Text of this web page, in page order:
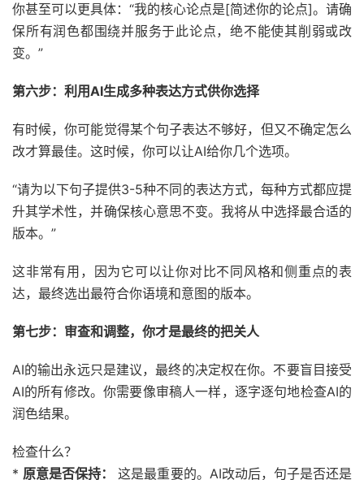
你甚至可以更具体：“我的核心论点是[简述你的论点]。请确
保所有润色都围绕并服务于此论点，绝不能使其削弱或改
变。”
第六步：利用AI生成多种表达方式供你选择
有时候，你可能觉得某个句子表达不够好，但又不确定怎么
改才算最佳。这时候，你可以让AI给你几个选项。
“请为以下句子提供3-5种不同的表达方式，每种方式都应提
升其学术性，并确保核心意思不变。我将从中选择最合适的
版本。”
这非常有用，因为它可以让你对比不同风格和侧重点的表
达，最终选出最符合你语境和意图的版本。
第七步：审查和调整，你才是最终的把关人
AI的输出永远只是建议，最终的决定权在你。不要盲目接受
AI的所有修改。你需要像审稿人一样，逐字逐句地检查AI的
润色结果。
检查什么？
* 原意是否保持：
这是最重要的。AI改动后，句子是否还是